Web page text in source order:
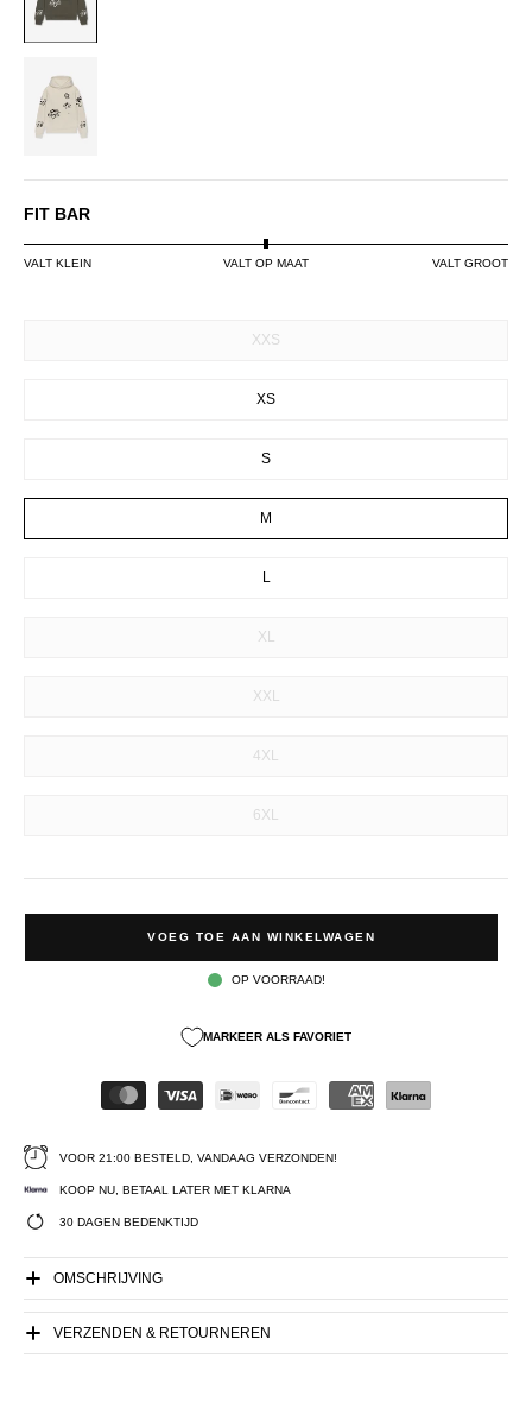
WHITE
FIT BAR
VALT KLEIN VALT OP MAAT VALT GROOT
XXS
XS
S
M
L
XL
XXL
4XL
6XL
VOEG TOE AAN WINKELWAGEN
OP VOORRAAD!
MARKEER ALS FAVORIET
VOOR 21:00 BESTELD, VANDAAG VERZONDEN!
KOOP NU, BETAAL LATER MET KLARNA
30 DAGEN BEDENKTIJD
OMSCHRIJVING
VERZENDEN & RETOURNEREN